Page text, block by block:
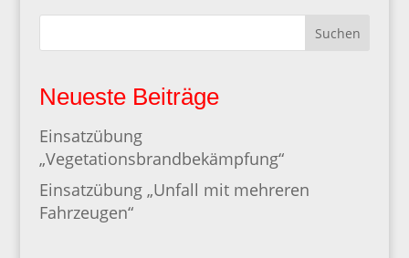
Suchen
Neueste Beiträge
Einsatzübung
„Vegetationsbrandbekämpfung“
Einsatzübung „Unfall mit mehreren
Fahrzeugen“